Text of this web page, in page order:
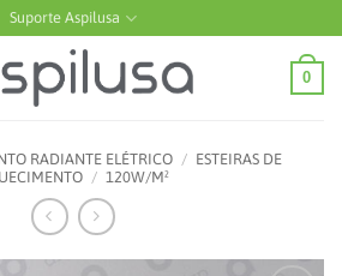
Suporte Aspilusa
0
RADIANTE ELÉTRICO / ESTEIRAS DE
/ 120W/M²